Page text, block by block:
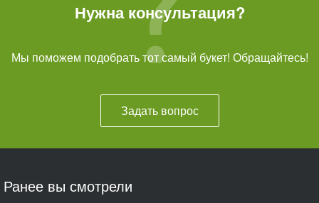
Нужна консультация?
Мы поможем подобрать тот самый букет! Обращайтесь!
Задать вопрос
Ранее вы смотрели